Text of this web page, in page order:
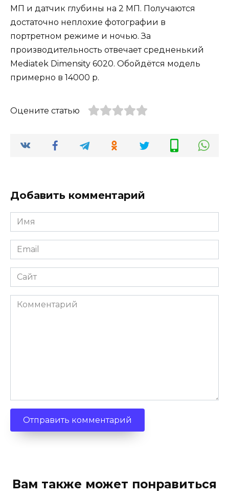
МП и датчик глубины на 2 МП. Получаются
достаточно неплохие фотографии в
портретном режиме и ночью. За
производительность отвечает средненький
Mediatek Dimensity 6020. Обойдётся модель
примерно в 14000 р.
Оцените статью
Добавить комментарий
Имя
Email
Сайт
Комментарий
Вам также может понравиться